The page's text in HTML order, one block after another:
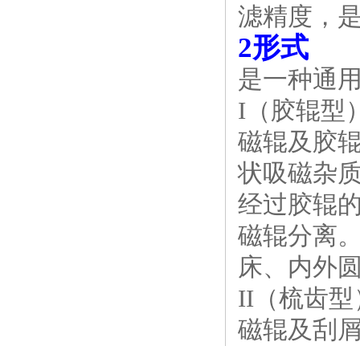
滤精度，
2形式
是一种通
I（胶辊型
磁辊及胶
状吸磁杂
经过胶辊
磁辊分离
床、内外
II（梳齿
磁辊及刮